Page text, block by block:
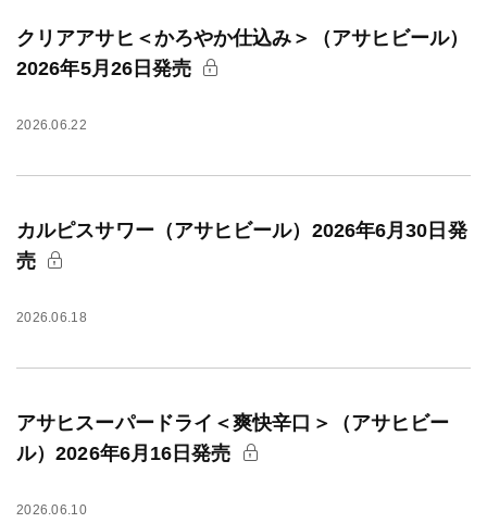
クリアアサヒ＜かろやか仕込み＞（アサヒビール）
2026年5月26日発売
2026.06.22
カルピスサワー（アサヒビール）2026年6月30日発
売
2026.06.18
アサヒスーパードライ＜爽快辛口＞（アサヒビー
ル）2026年6月16日発売
2026.06.10